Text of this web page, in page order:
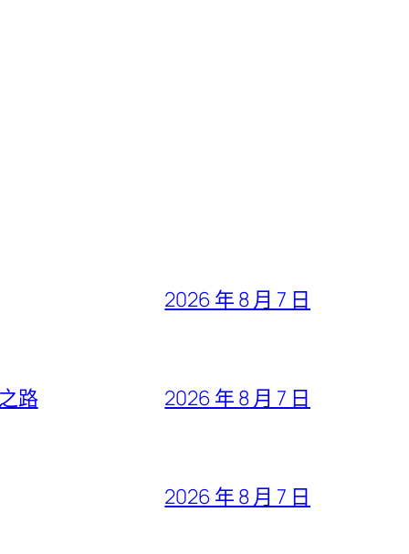
2026 年 8 月 7 日
路 2026 年 8 月 7 日
2026 年 8 月 7 日